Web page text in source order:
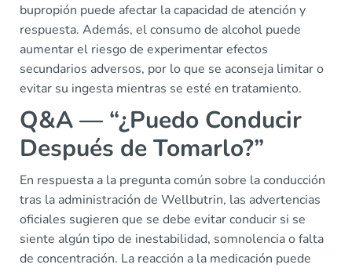
bupropión puede afectar la capacidad de atención y
respuesta. Además, el consumo de alcohol puede
aumentar el riesgo de experimentar efectos
secundarios adversos, por lo que se aconseja limitar o
evitar su ingesta mientras se esté en tratamiento.
Q&A — “¿Puedo Conducir
Después de Tomarlo?”
En respuesta a la pregunta común sobre la conducción
tras la administración de Wellbutrin, las advertencias
oficiales sugieren que se debe evitar conducir si se
siente algún tipo de inestabilidad, somnolencia o falta
de concentración. La reacción a la medicación puede